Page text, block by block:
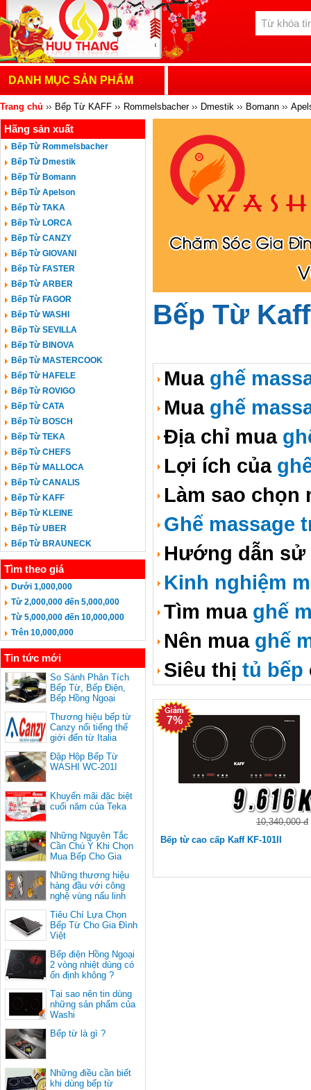
DANH MỤC SẢN PHẨM
Trang chủ Bếp Từ KAFF Rommelsbacher Dmestik Bomann
MASTERCOOK
Hãng sản xuất
Bếp Từ Rommelsbacher
Bếp Từ Dmestik
Bếp Từ Bomann
Bếp Từ Apelson
Bếp Từ TAKA
Bếp Từ LORCA
Bếp Từ CANZY
Bếp Từ GIOVANI
Bếp Từ FASTER
Bếp Từ ARBER
Bếp Từ FAGOR
Bếp Từ WASHI
Bếp Từ SEVILLA
Bếp Từ BINOVA
Bếp Từ MASTERCOOK
Bếp Từ HAFELE
Bếp Từ ROVIGO
Bếp Từ CATA
Bếp Từ BOSCH
Bếp Từ TEKA
Bếp Từ CHEFS
Bếp Từ MALLOCA
Bếp Từ CANALIS
Bếp Từ KAFF
Bếp Từ KLEINE
Bếp Từ UBER
Bếp Từ BRAUNECK
Tìm theo giá
Dưới 1,000,000
Từ 2,000,000 đến 5,000,000
Từ 5,000,000 đến 10,000,000
Trên 10,000,000
Tin tức mới
So Sánh Phân Tích
Bếp Từ, Bếp Điện,
Bếp Hồng Ngoại
Thương hiệu bếp từ
Canzy nổi tiếng thế
giới đến từ Italia
Đập Hộp Bếp Từ
WASHI WC-201I
Khuyến mãi đặc biệt
cuối năm của Teka
Những Nguyên Tắc
Cần Chú Ý Khi Chọn
Mua Bếp Cho Gia
Những thương hiệu
hàng đầu với công
nghệ vùng nấu linh
Tiêu Chí Lựa Chọn
Bếp Từ Cho Gia Đình
Việt
Bếp điện Hồng Ngoại
2 vòng nhiệt dùng có
ổn định không ?
Tại sao nên tin dùng
những sản phẩm của
Washi
Bếp từ là gì ?
Những điều cần biết
khi dùng bếp từ
Bếp Từ Kaff
Mua ghế
Mua ghế
Địa chỉ mua
Lợi ích của
Làm sao
Ghế massage
Hướng dẫn
Kinh nghiệm
Tìm mua ghế
Nên mua ghế
Siêu thị tủ bếp
7%
10,340,000 đ
Bếp từ cao cấp Kaff KF-101II